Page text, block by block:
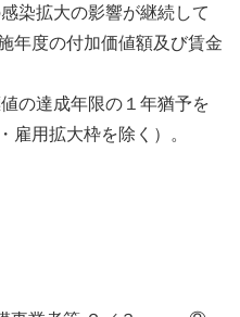
拡大の影響が継続して
年度の付加価値額及び賃金
達成年限の１年猶予を
雇用拡大枠を除く）。